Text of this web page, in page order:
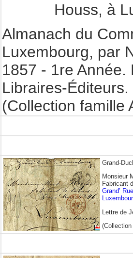
Houss, à
Almanach du
Luxembourg, par
1857 - 1re
Libraires-Éditeurs.
(Collection famille
Grand-
Monsieur
Fabricant
Grand’
Lettre de